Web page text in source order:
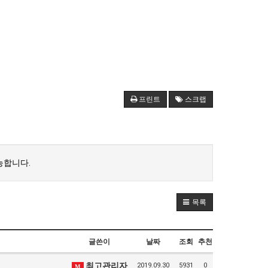
프린트 스크랩
합니다.
목록
글쓴이 날짜 조회 추천
M 최고관리자 2019.09.30 5931 0